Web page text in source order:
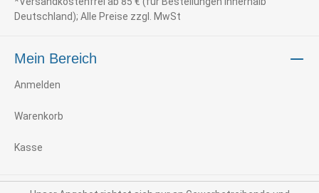
Deutschland); Alle Preise zzgl. MwSt
Mein Bereich
Anmelden
Warenkorb
Kasse